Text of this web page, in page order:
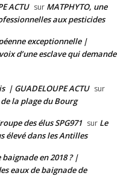
ACTU sur MATPHYTO, une
aux pesticides
exceptionnelle |
d’une esclave qui demande
GUADELOUPE ACTU sur
la plage du Bourg
des élus SPG971 sur Le
élevé dans les Antilles
en 2018 ? |
eaux de baignade de